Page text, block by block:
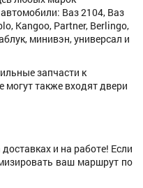
Ваз 2104, Ваз
Kangoo, Partner, Berlingo,
минивэн, универсал и
запчасти к
также входят двери
и на работе! Если
ваш маршрут по